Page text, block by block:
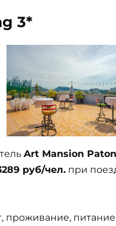
3*
Art Mansion
руб/чел. при
проживание, питание